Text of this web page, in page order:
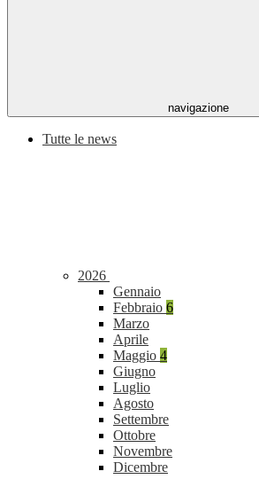
navigazione
Tutte le news
2026
Gennaio
Febbraio 6
Marzo
Aprile
Maggio 4
Giugno
Luglio
Agosto
Settembre
Ottobre
Novembre
Dicembre